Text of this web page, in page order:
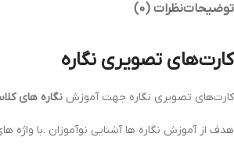
توضیحاتنظرات (0)
کارت‌های تصویری نگاره
کارت‌های تصویری نگاره جهت آموزش نگاره های
هدف از آموزش نگاره ها آشنایی نوآموزان .با واژه های ملموس و